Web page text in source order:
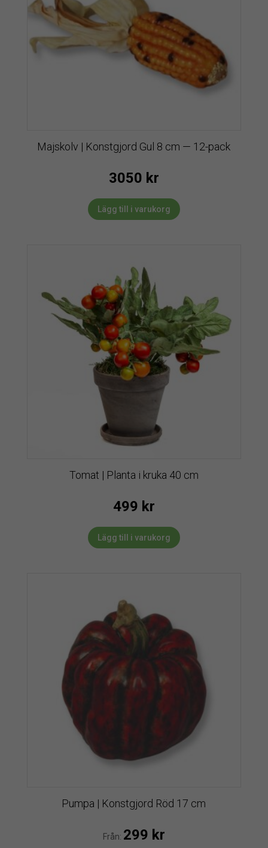
Majskolv | Konstgjord Gul 8 cm — 12-pack
3050 kr
Lägg till i varukorg
Tomat | Planta i kruka 40 cm
499 kr
Lägg till i varukorg
Pumpa | Konstgjord Röd 17 cm
Från: 299 kr